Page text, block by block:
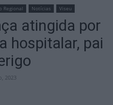
Regional Notícias Viseu
atingida por
hospitalar, pai
2023